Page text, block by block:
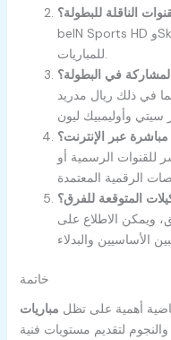
الناقلة للبطولة؟
beIN Sports HD وSky Sports هي القنوات الرسمية الناقلة
للمباريات.
في البطولة؟
بما في ذلك ريال مدريد
عبر الإنترنت؟
للقنوات الرسمية أو
المتوقعة للفرق؟
ويمكن الاطلاع على
خاتمة
تظل أهمية على
لتقديم مستويات فنية